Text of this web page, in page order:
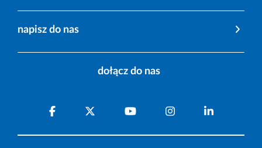
napisz do nas
dołącz do nas